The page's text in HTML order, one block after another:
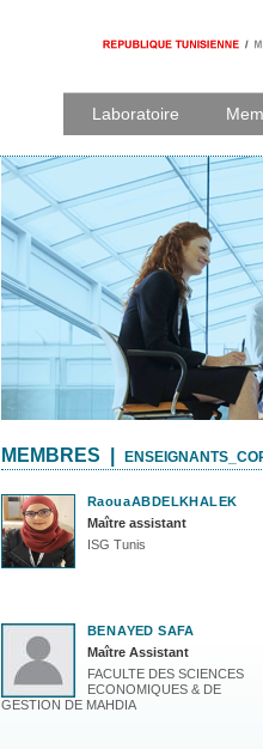
Laboratoire
MEMBRES |
RaouaABDELKHALEK
Maître assistant
ISG Tunis
BENAYED SAFA
Maître Assistant
FACULTE DES SCIENCES
ECONOMIQUES & DE
GESTION DE MAHDIA